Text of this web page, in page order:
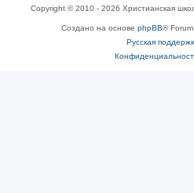
Copyright © 2010 - 2026 Христианская
Создано на основе phpBB®
Русская